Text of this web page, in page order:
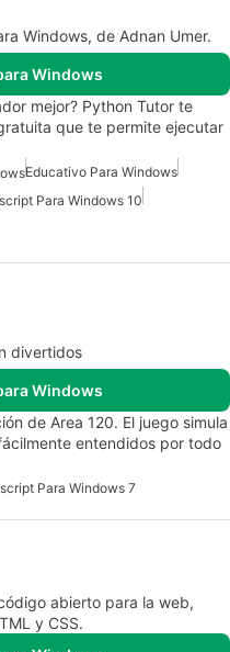
Windows, de Adnan Umer.
Windows
mejor? Python Tutor te
que te permite ejecutar
Educativo Para Windows
Para Windows 10
divertidos
Windows
de Area 120. El juego simula
entendidos por todo
Para Windows 7
abierto para la web,
y CSS.